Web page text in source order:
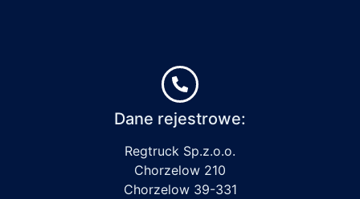
Dane rejestrowe:
Regtruck Sp.z.o.o.
Chorzelow 210
Chorzelow 39-331